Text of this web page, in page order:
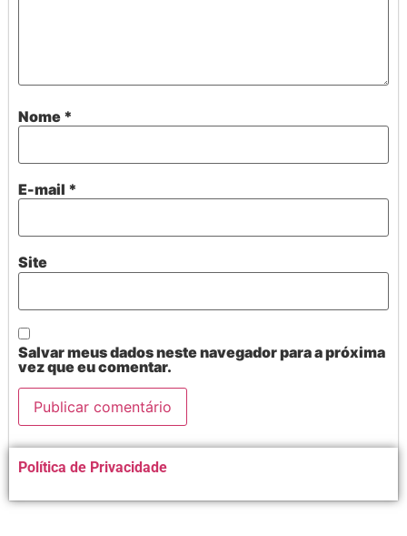
Nome *
E-mail *
Site
Salvar meus dados neste navegador para a próxima
vez que eu comentar.
Alternative:
Política de Privacidade